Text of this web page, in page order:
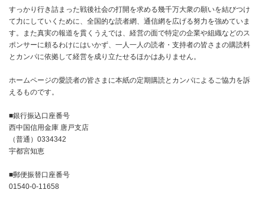
すっかり行き詰まった戦後社会の打開を求める幾千万大衆の願いを結びつけ
て力にしていくために、全国的な読者網、通信網を広げる努力を強めていま
す。また真実の報道を貫くうえでは、経営の面で特定の企業や組織などのス
ポンサーに頼るわけにはいかず、一人一人の読者・支持者の皆さまの購読料
とカンパに依拠して経営を成り立たせるほかはありません。
ホームページの愛読者の皆さまに本紙の定期購読とカンパによるご協力を訴
えるものです。
■銀行振込口座番号
西中国信用金庫 唐戸支店
（普通）0334342
宇都宮知恵
■郵便振替口座番号
01540-0-11658